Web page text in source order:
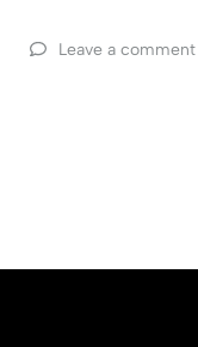
Leave a comment